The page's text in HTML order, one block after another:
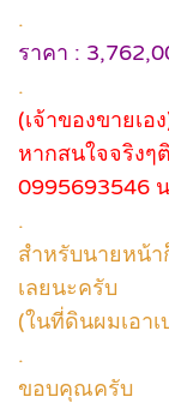
.
ราคา :
.
(เจ้าของขายเอ
หากสนใจจริงๆ
0995693546
.
สำหรับนายหน้
เลยนะครับ
(ในที่ดินผมเอา
.
ขอบคุณครับ